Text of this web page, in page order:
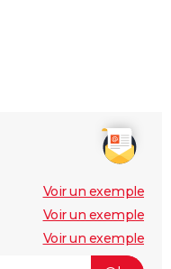
Voir un exemple
Voir un exemple
Voir un exemple